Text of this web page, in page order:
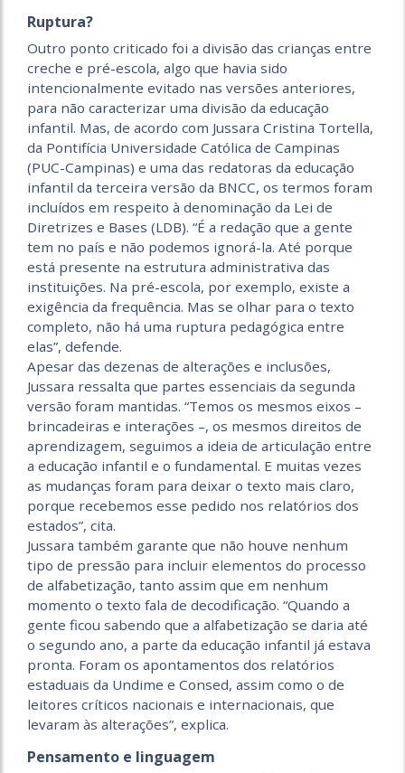
Ruptura?
Outro ponto criticado foi a divisão das crianças entre
creche e pré-escola, algo que havia sido
intencionalmente evitado nas versões anteriores,
para não caracterizar uma divisão da educação
infantil. Mas, de acordo com Jussara Cristina Tortella,
da Pontifícia Universidade Católica de Campinas
(PUC-Campinas) e uma das redatoras da educação
infantil da terceira versão da BNCC, os termos foram
incluídos em respeito à denominação da Lei de
Diretrizes e Bases (LDB). “É a redação que a gente
tem no país e não podemos ignorá-la. Até porque
está presente na estrutura administrativa das
instituições. Na pré-escola, por exemplo, existe a
exigência da frequência. Mas se olhar para o texto
completo, não há uma ruptura pedagógica entre
elas”, defende.
Apesar das dezenas de alterações e inclusões,
Jussara ressalta que partes essenciais da segunda
versão foram mantidas. “Temos os mesmos eixos –
brincadeiras e interações –, os mesmos direitos de
aprendizagem, seguimos a ideia de articulação entre
a educação infantil e o fundamental. E muitas vezes
as mudanças foram para deixar o texto mais claro,
porque recebemos esse pedido nos relatórios dos
estados”, cita.
Jussara também garante que não houve nenhum
tipo de pressão para incluir elementos do processo
de alfabetização, tanto assim que em nenhum
momento o texto fala de decodificação. “Quando a
gente ficou sabendo que a alfabetização se daria até
o segundo ano, a parte da educação infantil já estava
pronta. Foram os apontamentos dos relatórios
estaduais da Undime e Consed, assim como o de
leitores críticos nacionais e internacionais, que
levaram às alterações”, explica.
Pensamento e linguagem